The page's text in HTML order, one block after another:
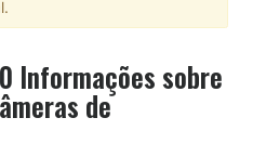
Informações sobre
de